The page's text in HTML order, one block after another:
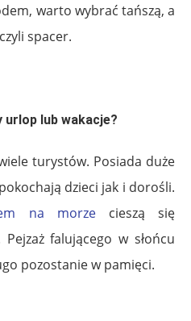
warto wybrać tańszą, a
spacer.
urlop lub wakacje?
turystów. Posiada duże
dzieci jak i dorośli.
na morzecieszą się
falującego w słońcu
pozostanie w pamięci.